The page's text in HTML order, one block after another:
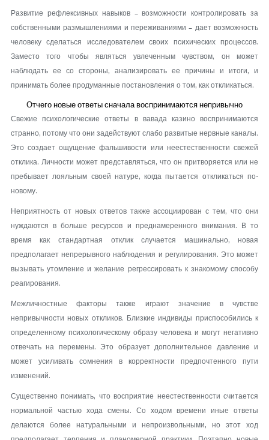
Развитие рефлексивных навыков – возможности контролировать за
собственными размышлениями и переживаниями – дает возможность
человеку сделаться исследователем своих психических процессов.
Заместо того чтобы являться увлеченным чувством, он может
наблюдать ее со стороны, анализировать ее причины и итоги, и
принимать более продуманные постановления о том, как откликаться.
Отчего новые ответы сначала воспринимаются непривычно
Свежие психологические ответы в вавада казино воспринимаются
странно, потому что они задействуют слабо развитые нервные каналы.
Это создает ощущение фальшивости или неестественности свежей
отклика. Личности может представляться, что он притворяется или не
пребывает лояльным своей натуре, когда пытается откликаться по-
новому.
Неприятность от новых ответов также ассоциирован с тем, что они
нуждаются в больше ресурсов и преднамеренного внимания. В то
время как стандартная отклик случается машинально, новая
предполагает непрерывного наблюдения и регулирования. Это может
вызывать утомление и желание регрессировать к знакомому способу
реагирования.
Межличностные факторы также играют значение в чувстве
непривычности новых откликов. Близкие индивиды приспособились к
определенному психологическому образу человека и могут негативно
отвечать на перемены. Это образует дополнительное давление и
может усиливать сомнения в корректности предпочтенного пути
изменений.
Существенно понимать, что восприятие неестественности считается
нормальной частью хода смены. Со ходом времени иные ответы
делаются более натуральными и непроизвольными, но этот ход